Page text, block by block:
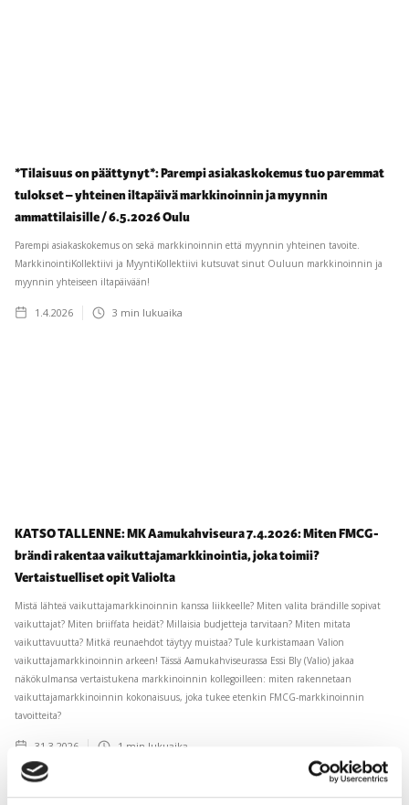
*Tilaisuus on päättynyt*: Parempi asiakaskokemus tuo paremmat
tulokset – yhteinen iltapäivä markkinoinnin ja myynnin
ammattilaisille / 6.5.2026 Oulu
Parempi asiakaskokemus on sekä markkinoinnin että myynnin yhteinen tavoite.
MarkkinointiKollektiivi ja MyyntiKollektiivi kutsuvat sinut Ouluun markkinoinnin ja
myynnin yhteiseen iltapäivään!
1.4.2026 3 min lukuaika
KATSO TALLENNE: MK Aamukahviseura 7.4.2026: Miten FMCG-
brändi rakentaa vaikuttajamarkkinointia, joka toimii?
Vertaistuelliset opit Valiolta
Mistä lähteä vaikuttajamarkkinoinnin kanssa liikkeelle? Miten valita brändille sopivat
vaikuttajat? Miten briiffata heidät? Millaisia budjetteja tarvitaan? Miten mitata
vaikuttavuutta? Mitkä reunaehdot täytyy muistaa? Tule kurkistamaan Valion
vaikuttajamarkkinoinnin arkeen! Tässä Aamukahviseurassa Essi Bly (Valio) jakaa
näkökulmansa vertaistukena markkinoinnin kollegoilleen: miten rakennetaan
vaikuttajamarkkinoinnin kokonaisuus, joka tukee etenkin FMCG-markkinoinnin
tavoitteita?
31.3.2026 1 min lukuaika